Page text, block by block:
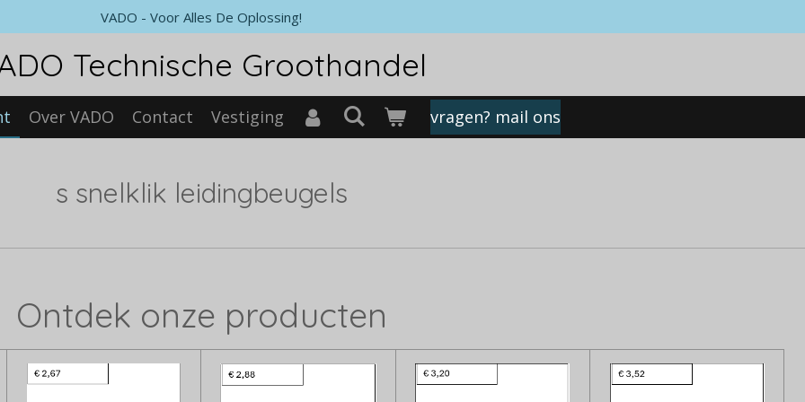
VADO - Voor Alles De Oplossing!
Technische Groothandel
Over VADO Contact Vestiging vragen? mail ons
s snelklik leidingbeugels
Ontdek onze producten